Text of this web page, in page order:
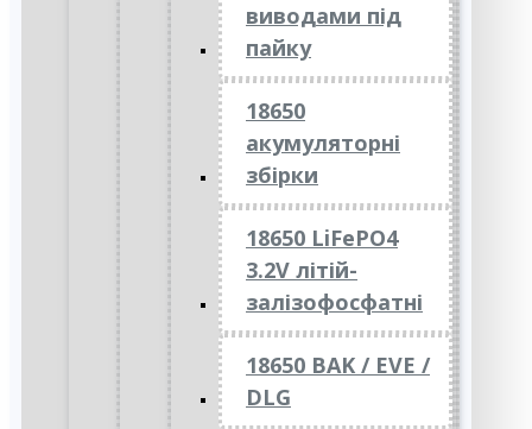
виводами під
пайку
18650
акумуляторні
збірки
18650 LiFePO4
3.2V літій-
залізофосфатні
18650 BAK / EVE /
DLG